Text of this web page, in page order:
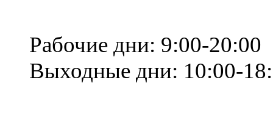
Рабочие дни: 9:00-20:00
Выходные дни: 10:00-